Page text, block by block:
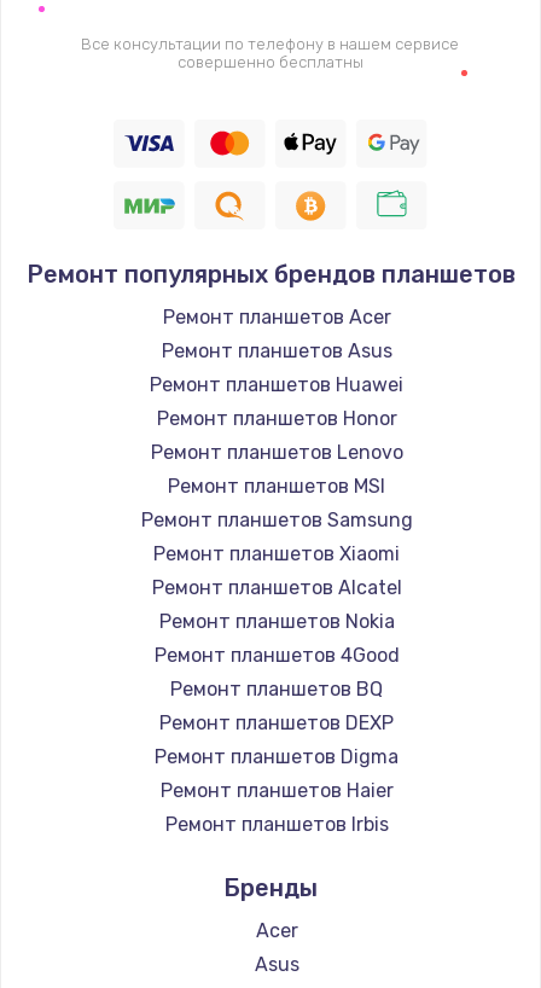
Ремонт FaceID
2500 руб.
2000 руб.
Заказать
Замена задней крышки
1800 руб.
Заказать
Замена GPS-модуля
1700 руб.
Замена кнопки Home
1500 руб.
Замена шлейфа
Заказать
Замена клавиатуры
1130 руб.
Заказать
Все консультации по телефону в нашем сервисе
совершенно бесплатны
Ремонт популярных брендов планшетов
Ремонт планшетов Acer
Ремонт планшетов Asus
Ремонт планшетов Huawei
Ремонт планшетов Honor
Ремонт планшетов Lenovo
Ремонт планшетов MSI
Ремонт планшетов Samsung
Ремонт планшетов Xiaomi
Ремонт планшетов Alcatel
Ремонт планшетов Nokia
Ремонт планшетов 4Good
Ремонт планшетов BQ
Ремонт планшетов DEXP
Ремонт планшетов Digma
Ремонт планшетов Haier
Ремонт планшетов Irbis
Ремонт планшетов Microsoft
Ремонт планшетов BlackView
Ремонт планшетов Amazon
Бренды
Acer
Asus